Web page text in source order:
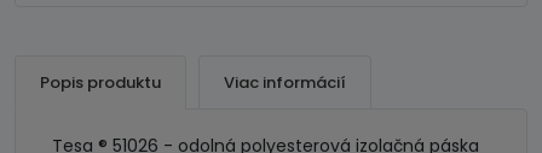
Popis produktu Viac informácií
Tesa ® 51026 - odolná polyesterová izolačná páska